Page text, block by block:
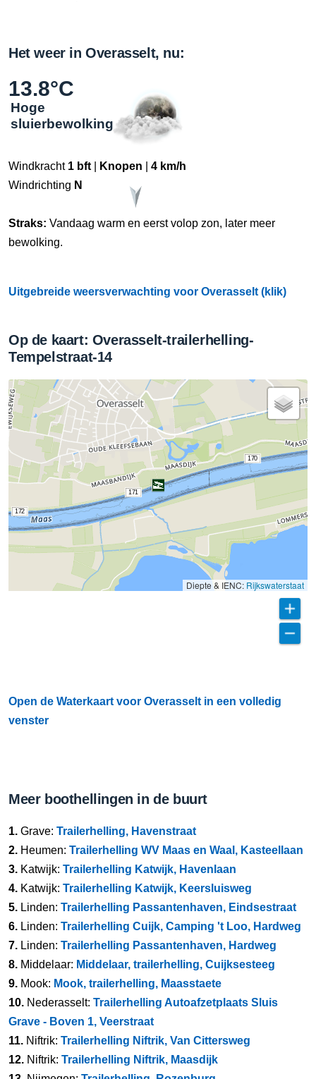
Het weer in Overasselt, nu:
13.8°C
Hoge
sluierbewolking
Windkracht 1 bft Knopen
4 km/h
Windrichting N
Straks: Vandaag warm en eerst volop zon, later meer
bewolking.
Uitgebreide weersverwachting voor Overasselt (klik)
Op de kaart: Overasselt-trailerhelling-
Tempelstraat-14
170
171
172
Diepte & IENC: Rijkswaterstaat
Open de Waterkaart voor Overasselt in een volledig
venster
Meer boothellingen in de buurt
1. Grave: Trailerhelling, Havenstraat
2. Heumen: Trailerhelling WV Maas en Waal, Kasteellaan
3. Katwijk: Trailerhelling Katwijk, Havenlaan
4. Katwijk: Trailerhelling Katwijk, Keersluisweg
5. Linden: Trailerhelling Passantenhaven, Eindsestraat
6. Linden: Trailerhelling Cuijk, Camping 't Loo, Hardweg
7. Linden: Trailerhelling Passantenhaven, Hardweg
8. Middelaar: Middelaar, trailerhelling, Cuijksesteeg
9. Mook: Mook, trailerhelling, Maasstaete
10. Nederasselt: Trailerhelling Autoafzetplaats Sluis
Grave - Boven 1, Veerstraat
11. Niftrik: Trailerhelling Niftrik, Van Cittersweg
12. Niftrik: Trailerhelling Niftrik, Maasdijk